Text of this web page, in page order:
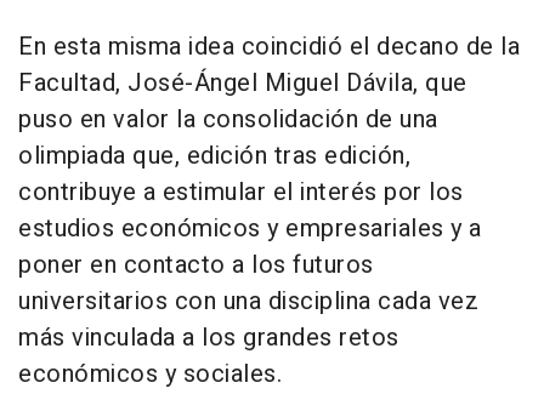
En esta misma idea coincidió el decano de la
Facultad, José-Ángel Miguel Dávila, que
puso en valor la consolidación de una
olimpiada que, edición tras edición,
contribuye a estimular el interés por los
estudios económicos y empresariales y a
poner en contacto a los futuros
universitarios con una disciplina cada vez
más vinculada a los grandes retos
económicos y sociales.